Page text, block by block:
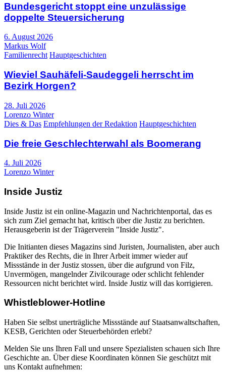
Bundesgericht stoppt eine unzulässige
doppelte Steuersicherung
6. August 2026
Markus Wolf
Familienrecht Hauptgeschichten
Wieviel Sauhäfeli-Saudeggeli herrscht im
Bezirk Horgen?
28. Juli 2026
Lorenzo Winter
Dies & Das Empfehlungen der Redaktion Hauptgeschichten
Die freie Geschlechterwahl als Boomerang
4. Juli 2026
Lorenzo Winter
Inside Justiz
Inside Justiz ist ein online-Magazin und Nachrichtenportal, das es
sich zum Ziel gemacht hat, kritisch über die Justiz zu berichten.
Herausgeberin ist der Trägerverein "Inside Justiz".
Die Initianten dieses Magazins sind Juristen, Journalisten, aber auch
Praktiker des Rechts, die in Ihrer Arbeit immer wieder auf
Missstände in der Justiz stossen, über die aufgrund von Filz,
Unvermögen, mangelnder Zivilcourage oder schlicht fehlender
Ressourcen nicht berichtet wird. Inside Justiz will das korrigieren.
Whistleblower-Hotline
Haben Sie selbst unerträgliche Missstände auf Staatsanwaltschaften,
KESB, Gerichten oder Steuerbehörden erlebt?
Melden Sie uns Ihren Fall und unsere Spezialisten schauen sich Ihre
Geschichte an. Über diese Koordinaten können Sie geschützt mit
uns Kontakt aufnehmen: